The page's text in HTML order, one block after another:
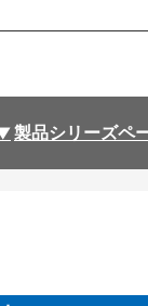
製品シリーズペ